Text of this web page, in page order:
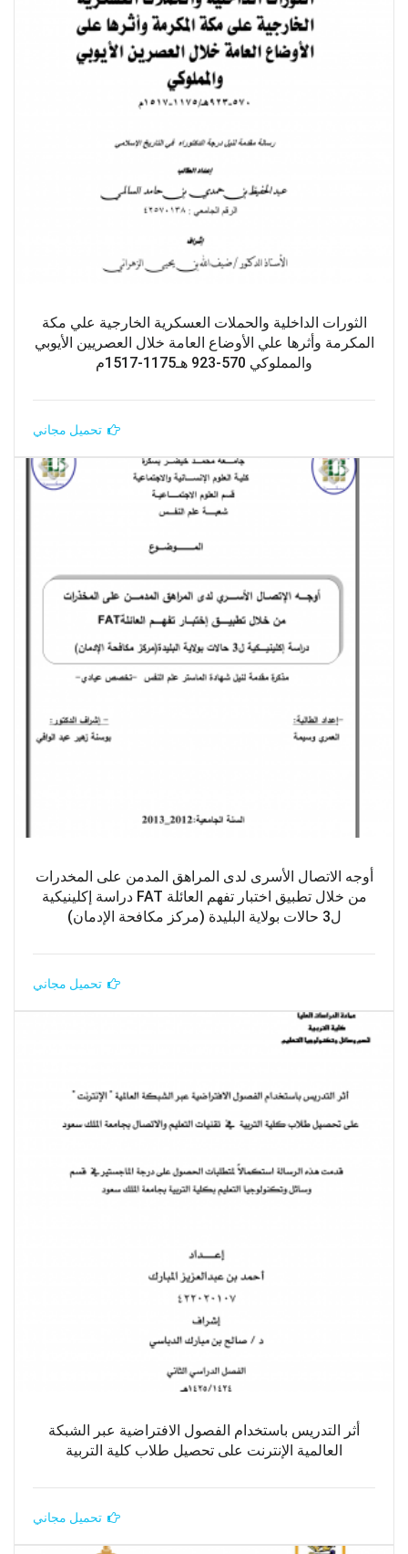
الثورات الداخلية والحملات العسكرية الخارجية علي مكة
المكرمة وأثرها علي الأوضاع العامة خلال العصريين الأيوبي
والمملوكي 570-923 هـ1175-1517م
تحميل مجاني
أوجه الاتصال الأسرى لدى المراهق المدمن على المخدرات
من خلال تطبيق اختبار تفهم العائلة FAT دراسة إكلينيكية
ل3 حالات بولاية البليدة (مركز مكافحة الإدمان)
تحميل مجاني
أثر التدريس باستخدام الفصول الافتراضية عبر الشبكة
العالمية الإنترنت على تحصيل طلاب كلية التربية
تحميل مجاني